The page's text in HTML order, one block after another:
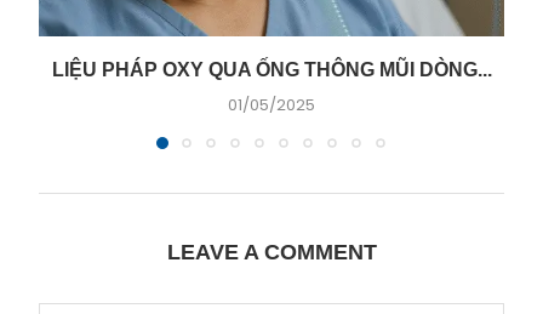
LIỆU PHÁP OXY QUA ỐNG THÔNG MŨI DÒNG...
01/05/2025
LEAVE A COMMENT